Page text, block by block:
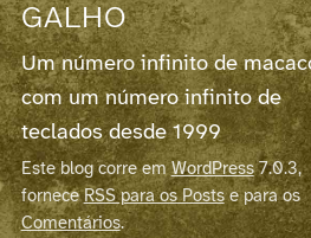
GALHO
Um número infinito de
com um número infinito de
teclados desde 1999
Este blog corre emWordPress7.0.3,
forneceRSS para os Postse para os
Comentários.